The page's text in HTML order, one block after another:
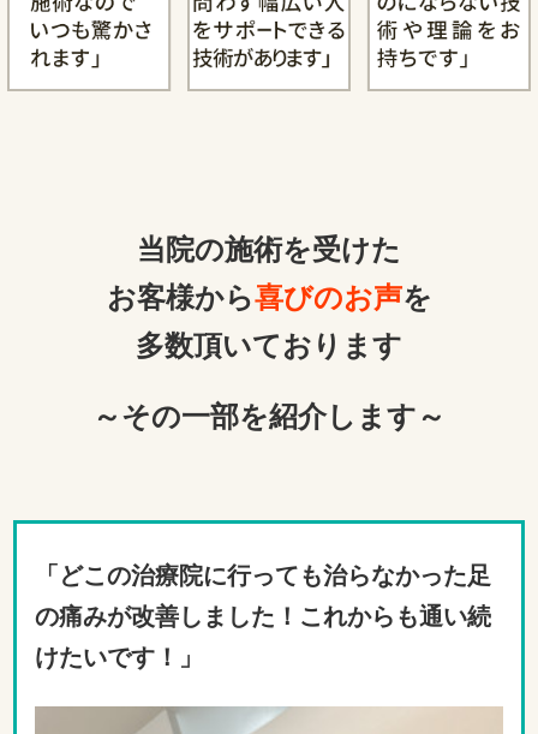
当院の施術を受けた
お客様から喜びのお声を
多数頂いております
～その一部を紹介します～
「どこの治療院に行っても治らなかった足
の痛みが改善しました！これからも通い続
けたいです！
」